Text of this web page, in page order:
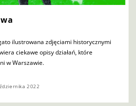
ilustrowana zdjęciami historycznymi
ciekawe opisy działań, które
w Warszawie.
2022